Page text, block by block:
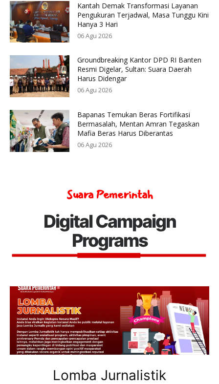
Kantah Demak Transformasi Layanan
Pengukuran Terjadwal, Masa Tunggu Kini
Hanya 3 Hari
06 Agu 2026
Groundbreaking Kantor DPD RI Banten
Resmi Digelar, Sultan: Suara Daerah
Harus Didengar
06 Agu 2026
Bapanas Temukan Beras Fortifikasi
Bermasalah, Mentan Amran Tegaskan
Mafia Beras Harus Diberantas
06 Agu 2026
Suara Pemerintah
Digital Campaign
Programs
Lomba Jurnalistik